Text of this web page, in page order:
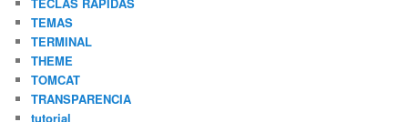
TEMAS
TERMINAL
THEME
TOMCAT
TRANSPARENCIA
tutorial